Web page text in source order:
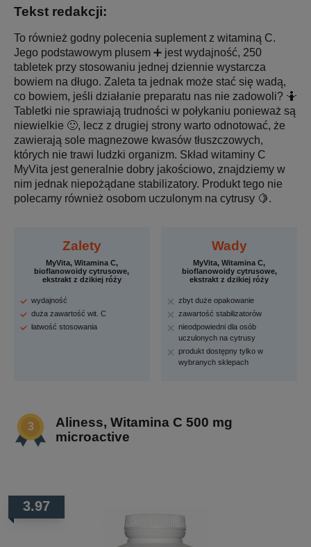
Tekst redakcji:
To również godny polecenia suplement z witaminą C.
Jego podstawowym plusem ➕ jest wydajność, 250
tabletek przy stosowaniu jednej dziennie wystarcza
bowiem na długo. Zaleta ta jednak może stać się wadą,
co bowiem, jeśli działanie preparatu nas nie zadowoli? 🤷
Tabletki nie sprawiają trudności w połykaniu ponieważ są
niewielkie 🙂, lecz z drugiej strony warto odnotować, że
zawierają sole magnezowe kwasów tłuszczowych,
których nie trawi ludzki organizm. Skład witaminy C
MyVita jest generalnie dobry jakościowo, znajdziemy w
nim jednak niepożądane stabilizatory. Produkt tego nie
polecamy również osobom uczulonym na cytrusy 🍋.
Zalety
MyVita, Witamina C,
bioflanowoidy cytrusowe,
ekstrakt z dzikiej róży
wydajność
duża zawartość wit. C
łatwość stosowania
Wady
MyVita, Witamina C,
bioflanowoidy cytrusowe,
ekstrakt z dzikiej róży
zbyt duże opakowanie
zawartość stabilizatorów
nieodpowiedni dla osób
uczulonych na cytrusy
produkt dostępny tylko w
wybranych sklepach
Aliness, Witamina C 500 mg
microactive
3.97